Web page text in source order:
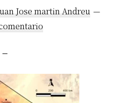
Jose martin Andreu